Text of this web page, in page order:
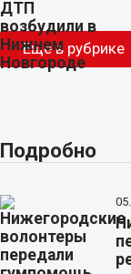
Еще в рубрике
Подробно